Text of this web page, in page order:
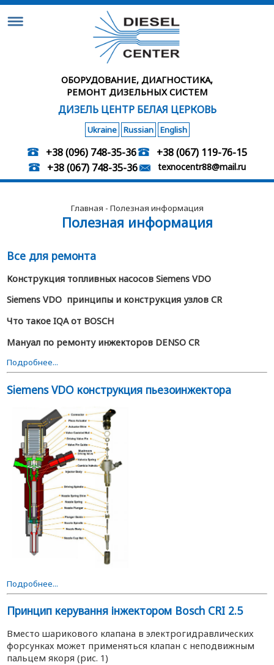
ОБОРУДОВАНИЕ, ДИАГНОСТИКА,
РЕМОНТ ДИЗЕЛЬНЫХ СИСТЕМ
ДИЗЕЛЬ ЦЕНТР БЕЛАЯ ЦЕРКОВЬ
Ukraine Russian English
+38 (096) 748-35-36
+38 (067) 119-76-15
+38 (067) 748-35-36
texnocentr88@mail.ru
Главная - Полезная информация
Полезная информация
Все для ремонта
Конструкция топливных насосов Siemens VDO
Siemens VDO принципы и конструкция узлов CR
Что такое IQA от BOSCH
Мануал по ремонту инжекторов DENSO CR
Подробнее...
Siemens VDO конструкция пьезоинжектора
Подробнее...
Принцип керування інжектором Bosch CRI 2.5
Вместо шарикового клапана в электрогидравлических
форсунках может применяться клапан с неподвижным
пальцем якоря (рис. 1)